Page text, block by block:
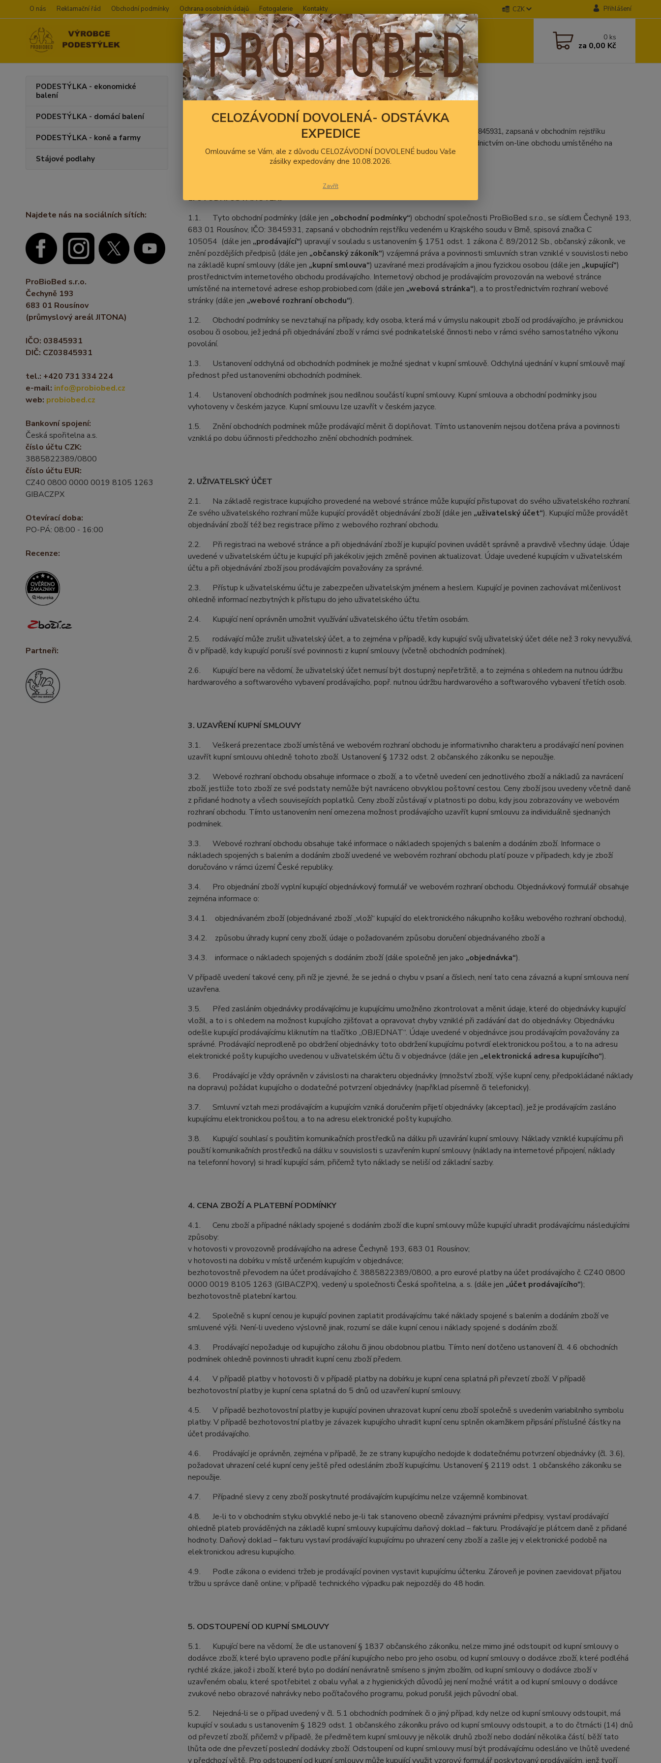
O nás Reklamační řád Obchodní podmínky Ochrana osobních údajů Fotogalerie Kontakty CZK Přihlášení
Hledat 0 ks
za 0,00 Kč
PODESTÝLKA - ekonomické
balení
PODESTÝLKA - domácí balení
PODESTÝLKA - koně a farmy
Stájové podlahy
Najdete nás na sociálních sítích:
ProBioBed s.r.o.
Čechyně 193
683 01 Rousínov
(průmyslový areál JITONA)
IČO: 03845931
DIČ: CZ03845931
tel.: +420 731 334 224
e-mail: info@probiobed.cz
web: probiobed.cz
Bankovní spojení:
Česká spořitelna a.s.
číslo účtu CZK:
3885822389/0800
číslo účtu EUR:
CZ40 0800 0000 0019 8105 1263
GIBACZPX
Otevírací doba:
PO-PÁ: 08:00 - 16:00
Recenze:
Partneři:
Úvod OBCHODNÍ PODMÍNKY
OBCHODNÍ PODMÍNKY
ProBioBed s.r.o., se sídlem Čechyně 193, 683 01 Rousínov, IČO: 3845931, zapsaná v obchodním rejstříku
pro prodej zboží prostřednictvím on-line obchodu umístěného na
internetové adrese eshop.probiobed.com.
1. ÚVODNÍ USTANOVENÍ
1.1. Tyto obchodní podmínky (dále jen „obchodní podmínky“) obchodní společnosti ProBioBed s.r.o., se sídlem Čechyně 193,
683 01 Rousínov, IČO: 3845931, zapsaná v obchodním rejstříku vedeném u Krajského soudu v Brně, spisová značka C
105054 (dále jen „prodávající“) upravují v souladu s ustanovením § 1751 odst. 1 zákona č. 89/2012 Sb., občanský zákoník, ve
znění pozdějších předpisů (dále jen „občanský zákoník“) vzájemná práva a povinnosti smluvních stran vzniklé v souvislosti nebo
na základě kupní smlouvy (dále jen „kupní smlouva“) uzavírané mezi prodávajícím a jinou fyzickou osobou (dále jen „kupující“)
prostřednictvím internetového obchodu prodávajícího. Internetový obchod je prodávajícím provozován na webové stránce
umístěné na internetové adrese eshop.probiobed.com (dále jen „webová stránka“), a to prostřednictvím rozhraní webové
stránky (dále jen „webové rozhraní obchodu“).
1.2. Obchodní podmínky se nevztahují na případy, kdy osoba, která má v úmyslu nakoupit zboží od prodávajícího, je právnickou
osobou či osobou, jež jedná při objednávání zboží v rámci své podnikatelské činnosti nebo v rámci svého samostatného výkonu
povolání.
1.3. Ustanovení odchylná od obchodních podmínek je možné sjednat v kupní smlouvě. Odchylná ujednání v kupní smlouvě mají
přednost před ustanoveními obchodních podmínek.
1.4. Ustanovení obchodních podmínek jsou nedílnou součástí kupní smlouvy. Kupní smlouva a obchodní podmínky jsou
vyhotoveny v českém jazyce. Kupní smlouvu lze uzavřít v českém jazyce.
1.5. Znění obchodních podmínek může prodávající měnit či doplňovat. Tímto ustanovením nejsou dotčena práva a povinnosti
vzniklá po dobu účinnosti předchozího znění obchodních podmínek.
2. UŽIVATELSKÝ ÚČET
2.1. Na základě registrace kupujícího provedené na webové stránce může kupující přistupovat do svého uživatelského rozhraní.
Ze svého uživatelského rozhraní může kupující provádět objednávání zboží (dále jen „uživatelský účet“). Kupující může provádět
objednávání zboží též bez registrace přímo z webového rozhraní obchodu.
2.2. Při registraci na webové stránce a při objednávání zboží je kupující povinen uvádět správně a pravdivě všechny údaje. Údaje
uvedené v uživatelském účtu je kupující při jakékoliv jejich změně povinen aktualizovat. Údaje uvedené kupujícím v uživatelském
účtu a při objednávání zboží jsou prodávajícím považovány za správné.
2.3. Přístup k uživatelskému účtu je zabezpečen uživatelským jménem a heslem. Kupující je povinen zachovávat mlčenlivost
ohledně informací nezbytných k přístupu do jeho uživatelského účtu.
2.4. Kupující není oprávněn umožnit využívání uživatelského účtu třetím osobám.
2.5. rodávající může zrušit uživatelský účet, a to zejména v případě, kdy kupující svůj uživatelský účet déle než 3 roky nevyužívá,
či v případě, kdy kupující poruší své povinnosti z kupní smlouvy (včetně obchodních podmínek).
2.6. Kupující bere na vědomí, že uživatelský účet nemusí být dostupný nepřetržitě, a to zejména s ohledem na nutnou údržbu
hardwarového a softwarového vybavení prodávajícího, popř. nutnou údržbu hardwarového a softwarového vybavení třetích osob.
3. UZAVŘENÍ KUPNÍ SMLOUVY
3.1. Veškerá prezentace zboží umístěná ve webovém rozhraní obchodu je informativního charakteru a prodávající není povinen
uzavřít kupní smlouvu ohledně tohoto zboží. Ustanovení § 1732 odst. 2 občanského zákoníku se nepoužije.
3.2. Webové rozhraní obchodu obsahuje informace o zboží, a to včetně uvedení cen jednotlivého zboží a nákladů za navrácení
zboží, jestliže toto zboží ze své podstaty nemůže být navráceno obvyklou poštovní cestou. Ceny zboží jsou uvedeny včetně daně
z přidané hodnoty a všech souvisejících poplatků. Ceny zboží zůstávají v platnosti po dobu, kdy jsou zobrazovány ve webovém
rozhraní obchodu. Tímto ustanovením není omezena možnost prodávajícího uzavřít kupní smlouvu za individuálně sjednaných
podmínek.
3.3. Webové rozhraní obchodu obsahuje také informace o nákladech spojených s balením a dodáním zboží. Informace o
nákladech spojených s balením a dodáním zboží uvedené ve webovém rozhraní obchodu platí pouze v případech, kdy je zboží
doručováno v rámci území České republiky.
3.4. Pro objednání zboží vyplní kupující objednávkový formulář ve webovém rozhraní obchodu. Objednávkový formulář obsahuje
zejména informace o:
3.4.1. objednávaném zboží (objednávané zboží „vloží“ kupující do elektronického nákupního košíku webového rozhraní obchodu),
3.4.2. způsobu úhrady kupní ceny zboží, údaje o požadovaném způsobu doručení objednávaného zboží a
3.4.3. informace o nákladech spojených s dodáním zboží (dále společně jen jako „objednávka“).
V případě uvedení takové ceny, při níž je zjevné, že se jedná o chybu v psaní a číslech, není tato cena závazná a kupní smlouva není
uzavřena.
3.5. Před zasláním objednávky prodávajícímu je kupujícímu umožněno zkontrolovat a měnit údaje, které do objednávky kupující
vložil, a to i s ohledem na možnost kupujícího zjišťovat a opravovat chyby vzniklé při zadávání dat do objednávky. Objednávku
odešle kupující prodávajícímu kliknutím na tlačítko „OBJEDNAT“. Údaje uvedené v objednávce jsou prodávajícím považovány za
správné. Prodávající neprodleně po obdržení objednávky toto obdržení kupujícímu potvrdí elektronickou poštou, a to na adresu
elektronické pošty kupujícího uvedenou v uživatelském účtu či v objednávce (dále jen „elektronická adresa kupujícího“).
3.6. Prodávající je vždy oprávněn v závislosti na charakteru objednávky (množství zboží, výše kupní ceny, předpokládané náklady
na dopravu) požádat kupujícího o dodatečné potvrzení objednávky (například písemně či telefonicky).
3.7. Smluvní vztah mezi prodávajícím a kupujícím vzniká doručením přijetí objednávky (akceptací), jež je prodávajícím zasláno
kupujícímu elektronickou poštou, a to na adresu elektronické pošty kupujícího.
3.8. Kupující souhlasí s použitím komunikačních prostředků na dálku při uzavírání kupní smlouvy. Náklady vzniklé kupujícímu při
použití komunikačních prostředků na dálku v souvislosti s uzavřením kupní smlouvy (náklady na internetové připojení, náklady
na telefonní hovory) si hradí kupující sám, přičemž tyto náklady se neliší od základní sazby.
4. CENA ZBOŽÍ A PLATEBNÍ PODMÍNKY
4.1. Cenu zboží a případné náklady spojené s dodáním zboží dle kupní smlouvy může kupující uhradit prodávajícímu následujícími
způsoby:
v hotovosti v provozovně prodávajícího na adrese Čechyně 193, 683 01 Rousínov;
v hotovosti na dobírku v místě určeném kupujícím v objednávce;
bezhotovostně převodem na účet prodávajícího č. 3885822389/0800, a pro eurové platby na účet prodávajícího č. CZ40 0800
0000 0019 8105 1263 (GIBACZPX), vedený u společnosti Česká spořitelna, a. s. (dále jen „účet prodávajícího“);
bezhotovostně platební kartou.
4.2. Společně s kupní cenou je kupující povinen zaplatit prodávajícímu také náklady spojené s balením a dodáním zboží ve
smluvené výši. Není-li uvedeno výslovně jinak, rozumí se dále kupní cenou i náklady spojené s dodáním zboží.
4.3. Prodávající nepožaduje od kupujícího zálohu či jinou obdobnou platbu. Tímto není dotčeno ustanovení čl. 4.6 obchodních
podmínek ohledně povinnosti uhradit kupní cenu zboží předem.
4.4. V případě platby v hotovosti či v případě platby na dobírku je kupní cena splatná při převzetí zboží. V případě
bezhotovostní platby je kupní cena splatná do 5 dnů od uzavření kupní smlouvy.
4.5. V případě bezhotovostní platby je kupující povinen uhrazovat kupní cenu zboží společně s uvedením variabilního symbolu
platby. V případě bezhotovostní platby je závazek kupujícího uhradit kupní cenu splněn okamžikem připsání příslušné částky na
účet prodávajícího.
4.6. Prodávající je oprávněn, zejména v případě, že ze strany kupujícího nedojde k dodatečnému potvrzení objednávky (čl. 3.6),
požadovat uhrazení celé kupní ceny ještě před odesláním zboží kupujícímu. Ustanovení § 2119 odst. 1 občanského zákoníku se
nepoužije.
4.7. Případné slevy z ceny zboží poskytnuté prodávajícím kupujícímu nelze vzájemně kombinovat.
4.8. Je-li to v obchodním styku obvyklé nebo je-li tak stanoveno obecně závaznými právními předpisy, vystaví prodávající
ohledně plateb prováděných na základě kupní smlouvy kupujícímu daňový doklad – fakturu. Prodávající je plátcem daně z přidané
hodnoty. Daňový doklad – fakturu vystaví prodávající kupujícímu po uhrazení ceny zboží a zašle jej v elektronické podobě na
elektronickou adresu kupujícího.
4.9. Podle zákona o evidenci tržeb je prodávající povinen vystavit kupujícímu účtenku. Zároveň je povinen zaevidovat přijatou
tržbu u správce daně online; v případě technického výpadku pak nejpozději do 48 hodin.
5. ODSTOUPENÍ OD KUPNÍ SMLOUVY
5.1. Kupující bere na vědomí, že dle ustanovení § 1837 občanského zákoníku, nelze mimo jiné odstoupit od kupní smlouvy o
dodávce zboží, které bylo upraveno podle přání kupujícího nebo pro jeho osobu, od kupní smlouvy o dodávce zboží, které podléhá
rychlé zkáze, jakož i zboží, které bylo po dodání nenávratně smíseno s jiným zbožím, od kupní smlouvy o dodávce zboží v
uzavřeném obalu, které spotřebitel z obalu vyňal a z hygienických důvodů jej není možné vrátit a od kupní smlouvy o dodávce
zvukové nebo obrazové nahrávky nebo počítačového programu, pokud porušil jejich původní obal.
5.2. Nejedná-li se o případ uvedený v čl. 5.1 obchodních podmínek či o jiný případ, kdy nelze od kupní smlouvy odstoupit, má
kupující v souladu s ustanovením § 1829 odst. 1 občanského zákoníku právo od kupní smlouvy odstoupit, a to do čtrnácti (14) dnů
od převzetí zboží, přičemž v případě, že předmětem kupní smlouvy je několik druhů zboží nebo dodání několika částí, běží tato
lhůta ode dne převzetí poslední dodávky zboží. Odstoupení od kupní smlouvy musí být prodávajícímu odesláno ve lhůtě uvedené
v předchozí větě. Pro odstoupení od kupní smlouvy může kupující využit vzorový formulář poskytovaný prodávajícím, jenž tvoří
CELOZÁVODNÍ DOVOLENÁ- ODSTÁVKA
EXPEDICE
Omlouváme se Vám, ale z důvodu CELOZÁVODNÍ DOVOLENÉ budou Vaše
zásilky expedovány dne 10.08.2026.
Zavřít